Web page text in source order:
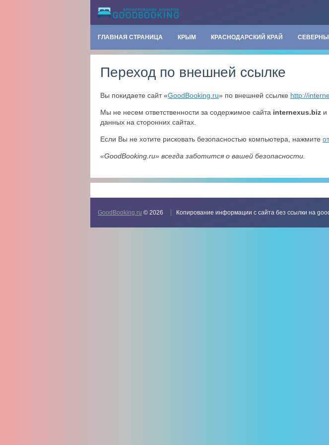
ГЛАВНАЯ СТРАНИЦА КРЫМ КРАСНОДАРСКИЙ КРАЙ
Переход по внешней ссылке
Вы покидаете сайт «GoodBooking.ru» по внешней ссылке http://
Мы не несем ответственности за содержимое сайта internexus.biz и
данных на сторонних сайтах.
Если Вы не хотите рисковать безопасностью компьютера, нажмите
«GoodBooking.ru» всегда заботится о вашей безопасности.
GoodBooking.ru © 2026 Копирование информации с сайта без ссылки на